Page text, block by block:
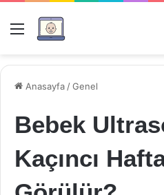
Menü
Anasayfa /Genel
Bebek
Kaçıncı